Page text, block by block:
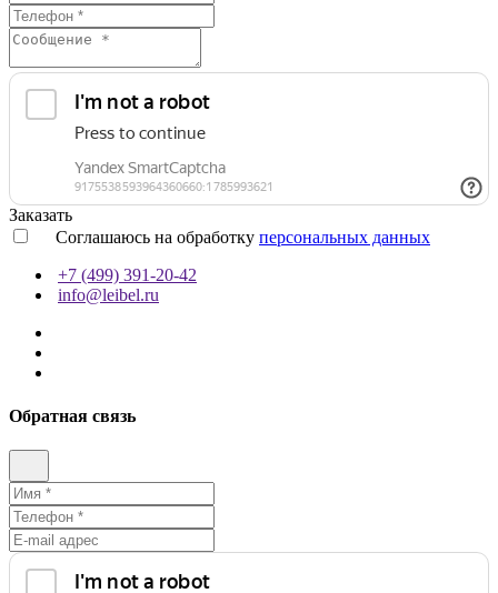
Заказать
Соглашаюсь на обработку персональных данных
+7 (499) 391-20-42
info@leibel.ru
Обратная связь